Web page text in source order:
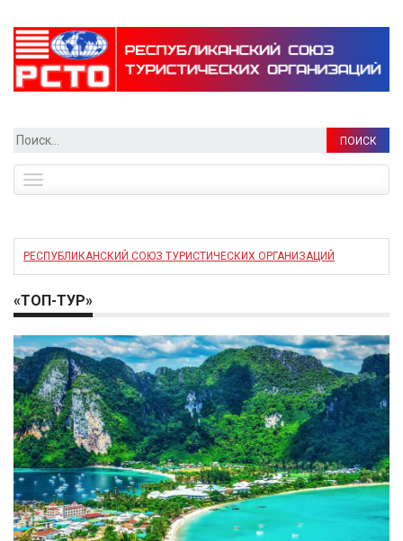
Найти:
navigation
РЕСПУБЛИКАНСКИЙ СОЮЗ ТУРИСТИЧЕСКИХ ОРГАНИЗАЦИЙ
«ТОП-ТУР»